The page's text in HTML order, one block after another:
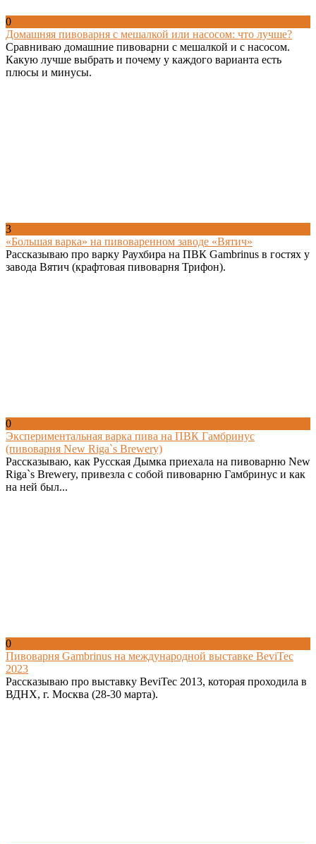
0
Домашняя пивоварня с мешалкой или насосом: что лучше?
Сравниваю домашние пивоварни с мешалкой и с насосом.
Какую лучше выбрать и почему у каждого варианта есть
плюсы и минусы.
3
«Большая варка» на пивоваренном заводе «Вятич»
Рассказываю про варку Раухбира на ПВК Gambrinus в гостях у
завода Вятич (крафтовая пивоварня Трифон).
0
Экспериментальная варка пива на ПВК Гамбринус
(пивоварня New Riga`s Brewery)
Рассказываю, как Русская Дымка приехала на пивоварню New
Riga`s Brewery, привезла с собой пивоварню Гамбринус и как
на ней был...
0
Пивоварня Gambrinus на международной выставке BeviTec
2023
Рассказываю про выставку BeviTec 2013, которая проходила в
ВДНХ, г. Москва (28-30 марта).